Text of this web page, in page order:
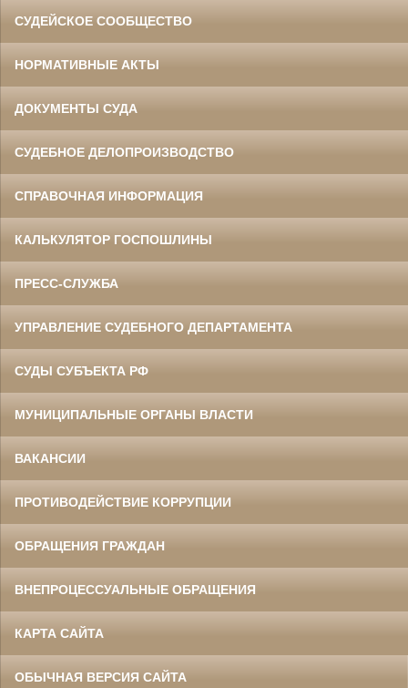
СУДЕЙСКОЕ СООБЩЕСТВО
НОРМАТИВНЫЕ АКТЫ
ДОКУМЕНТЫ СУДА
СУДЕБНОЕ ДЕЛОПРОИЗВОДСТВО
СПРАВОЧНАЯ ИНФОРМАЦИЯ
КАЛЬКУЛЯТОР ГОСПОШЛИНЫ
ПРЕСС-СЛУЖБА
УПРАВЛЕНИЕ СУДЕБНОГО ДЕПАРТАМЕНТА
СУДЫ СУБЪЕКТА РФ
МУНИЦИПАЛЬНЫЕ ОРГАНЫ ВЛАСТИ
ВАКАНСИИ
ПРОТИВОДЕЙСТВИЕ КОРРУПЦИИ
ОБРАЩЕНИЯ ГРАЖДАН
ВНЕПРОЦЕССУАЛЬНЫЕ ОБРАЩЕНИЯ
КАРТА САЙТА
ОБЫЧНАЯ ВЕРСИЯ САЙТА